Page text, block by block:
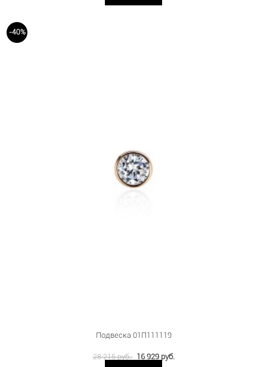
-40%
Подвеска 01П111119
28 215 руб. 16 929 руб.